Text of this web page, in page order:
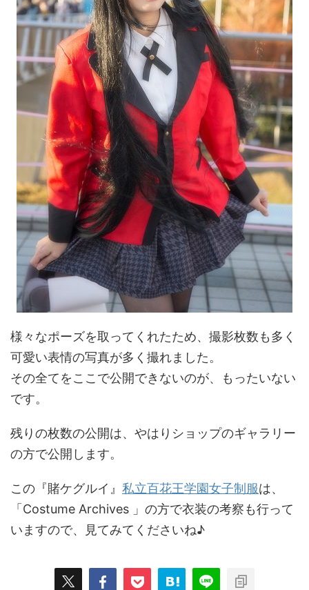
様々なポーズを取ってくれたため、撮影枚数も多く
可愛い表情の写真が多く撮れました。
その全てをここで公開できないのが、もったいない
です。
残りの枚数の公開は、やはりショップのギャラリー
の方で公開します。
この『賭ケグルイ』 私立百花王学園女子制服は、
「Costume Archives 」の方で衣装の考察も行って
いますので、見てみてくださいね♪